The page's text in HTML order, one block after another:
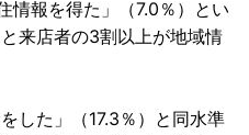
情報を得た」（7.0％）とい
来店者の3割以上が地域情
した」（17.3％）と同水準